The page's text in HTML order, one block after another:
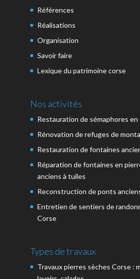
Références
Réalisations
Organisation
Savoir faire
Lexique du patrimoine corse
Nos activités
Restauration de sémaphores en
Rénovation de refuges de
Restauration de fontaines
Réparation de fontaines en
anciens à tuiles
Reconstruction de ponts
Entretien de sentiers de
Corse
Types de travaux
Travaux pierres sèches Corse :